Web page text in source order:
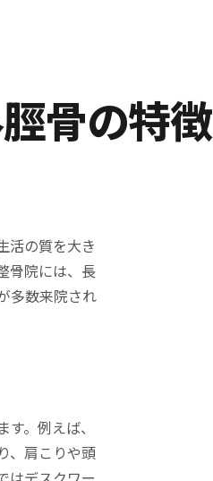
骨の特徴
活の質を大き
骨院には、長
多数来院され
。例えば、
、肩こりや頭